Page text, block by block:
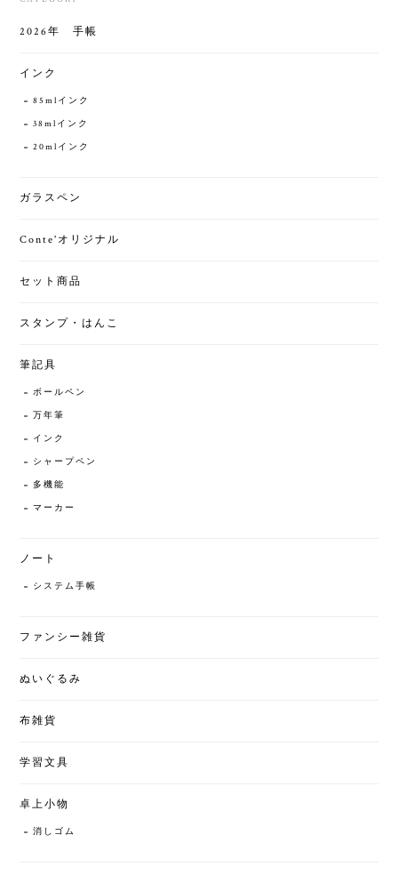
2026年 手帳
インク
85mlインク
38mlインク
20mlインク
ガラスペン
Conte'オリジナル
セット商品
スタンプ・はんこ
筆記具
ボールペン
万年筆
インク
シャープペン
多機能
マーカー
ノート
システム手帳
ファンシー雑貨
ぬいぐるみ
布雑貨
学習文具
卓上小物
消しゴム